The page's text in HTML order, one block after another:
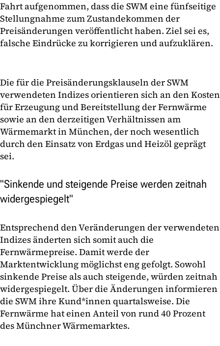
Fahrt aufgenommen, dass die SWM eine fünfseitige
Stellungnahme zum Zustandekommen der
Preisänderungen veröffentlicht haben. Ziel sei es,
falsche Eindrücke zu korrigieren und aufzuklären.
Die für die Preisänderungsklauseln der SWM
verwendeten Indizes orientieren sich an den Kosten
für Erzeugung und Bereitstellung der Fernwärme
sowie an den derzeitigen Verhältnissen am
Wärmemarkt in München, der noch wesentlich
durch den Einsatz von Erdgas und Heizöl geprägt
sei.
"Sinkende und steigende Preise werden zeitnah
widergespiegelt"
Entsprechend den Veränderungen der verwendeten
Indizes änderten sich somit auch die
Fernwärmepreise. Damit werde der
Marktentwicklung möglichst eng gefolgt. Sowohl
sinkende Preise als auch steigende, würden zeitnah
widergespiegelt. Über die Änderungen informieren
die SWM ihre Kund*innen quartalsweise. Die
Fernwärme hat einen Anteil von rund 40 Prozent
des Münchner Wärmemarktes.